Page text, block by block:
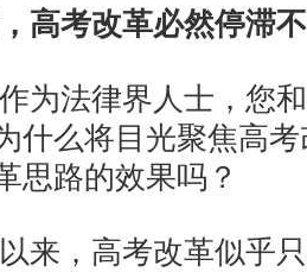
高考改革必然停滞
为法律界人士，您
什么将目光聚焦高
思路的效果吗？
来，高考改革似乎